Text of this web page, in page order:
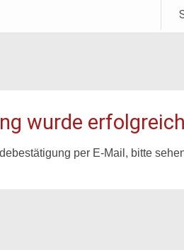
wurde
per E-Mail, bitte